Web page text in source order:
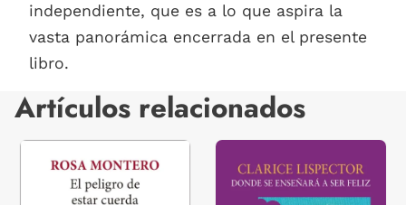
independiente, que es a lo que aspira la
vasta panorámica encerrada en el presente
libro.
Artículos relacionados